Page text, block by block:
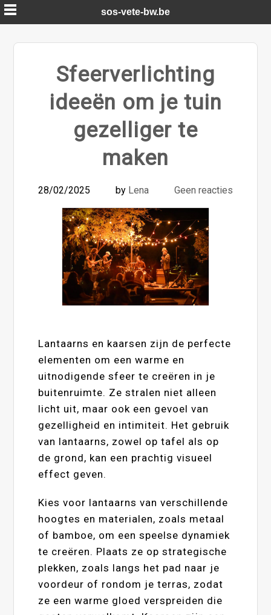
Skip
to
content
sos-vete-bw.be
Sfeerverlichting
ideeën om je tuin
gezelliger te
maken
28/02/2025 by Lena Geen reacties
Lantaarns en kaarsen zijn de perfecte
elementen om een warme en
uitnodigende sfeer te creëren in je
buitenruimte. Ze stralen niet alleen
licht uit, maar ook een gevoel van
gezelligheid en intimiteit. Het gebruik
van lantaarns, zowel op tafel als op
de grond, kan een prachtig visueel
effect geven.
Kies voor lantaarns van verschillende
hoogtes en materialen, zoals metaal
of bamboe, om een speelse dynamiek
te creëren. Plaats ze op strategische
plekken, zoals langs het pad naar je
voordeur of rondom je terras, zodat
ze een warme gloed verspreiden die